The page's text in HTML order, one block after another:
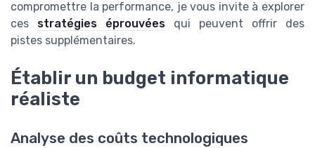
compromettre la performance, je vous invite à explorer
ces stratégies éprouvées qui peuvent offrir des
pistes supplémentaires.
Établir un budget informatique
réaliste
Analyse des coûts technologiques